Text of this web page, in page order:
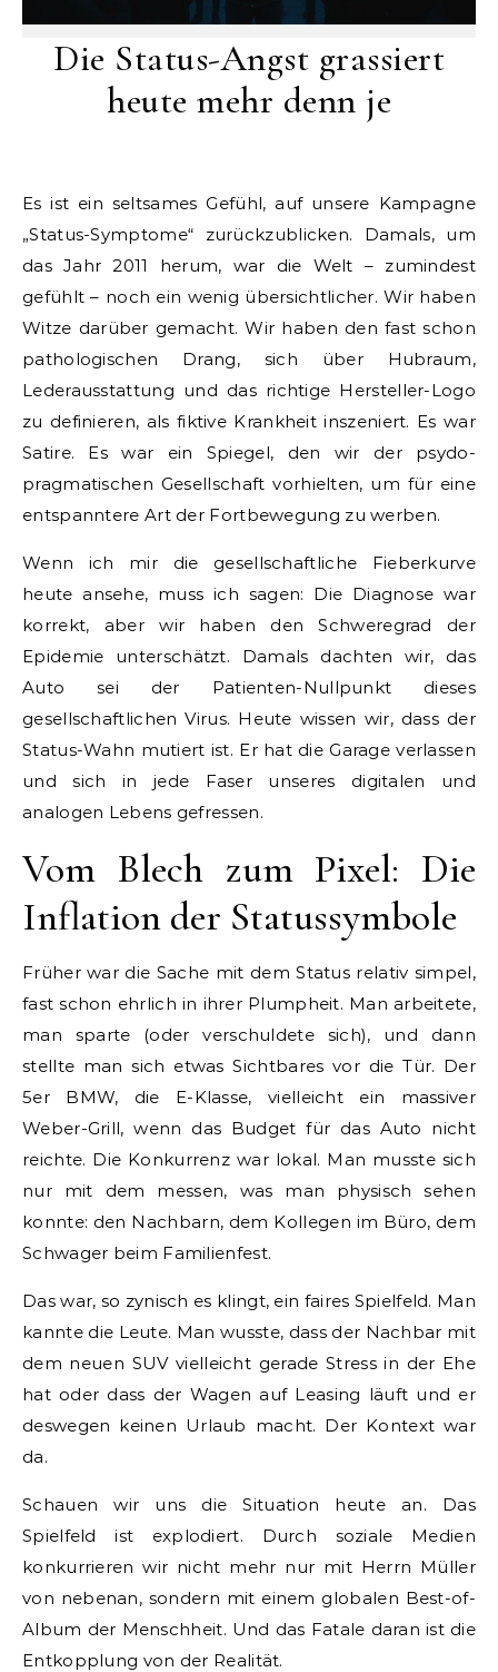
Die Status-Angst grassiert
heute mehr denn je
Es ist ein seltsames Gefühl, auf unsere Kampagne
„Status-Symptome“ zurückzublicken. Damals, um
das Jahr 2011 herum, war die Welt – zumindest
gefühlt – noch ein wenig übersichtlicher. Wir haben
Witze darüber gemacht. Wir haben den fast schon
pathologischen Drang, sich über Hubraum,
Lederausstattung und das richtige Hersteller-Logo
zu definieren, als fiktive Krankheit inszeniert. Es war
Satire. Es war ein Spiegel, den wir der psydo-
pragmatischen Gesellschaft vorhielten, um für eine
entspanntere Art der Fortbewegung zu werben.
Wenn ich mir die gesellschaftliche Fieberkurve
heute ansehe, muss ich sagen: Die Diagnose war
korrekt, aber wir haben den Schweregrad der
Epidemie unterschätzt. Damals dachten wir, das
Auto sei der Patienten-Nullpunkt dieses
gesellschaftlichen Virus. Heute wissen wir, dass der
Status-Wahn mutiert ist. Er hat die Garage verlassen
und sich in jede Faser unseres digitalen und
analogen Lebens gefressen.
Vom Blech zum Pixel: Die
Inflation der Statussymbole
Früher war die Sache mit dem Status relativ simpel,
fast schon ehrlich in ihrer Plumpheit. Man arbeitete,
man sparte (oder verschuldete sich), und dann
stellte man sich etwas Sichtbares vor die Tür. Der
5er BMW, die E-Klasse, vielleicht ein massiver
Weber-Grill, wenn das Budget für das Auto nicht
reichte. Die Konkurrenz war lokal. Man musste sich
nur mit dem messen, was man physisch sehen
konnte: den Nachbarn, dem Kollegen im Büro, dem
Schwager beim Familienfest.
Das war, so zynisch es klingt, ein faires Spielfeld. Man
kannte die Leute. Man wusste, dass der Nachbar mit
dem neuen SUV vielleicht gerade Stress in der Ehe
hat oder dass der Wagen auf Leasing läuft und er
deswegen keinen Urlaub macht. Der Kontext war
da.
Schauen wir uns die Situation heute an. Das
Spielfeld ist explodiert. Durch soziale Medien
konkurrieren wir nicht mehr nur mit Herrn Müller
von nebenan, sondern mit einem globalen Best-of-
Album der Menschheit. Und das Fatale daran ist die
Entkopplung von der Realität.